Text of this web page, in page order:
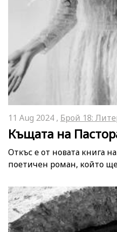
11 Aug 2024 , Брой 18:
Къщата на
Откъс е от новата книга
поетичен роман, който